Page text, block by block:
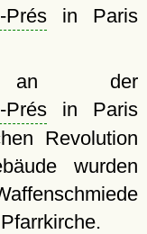
Présin Paris
an der
Présin Paris
Revolution
wurden